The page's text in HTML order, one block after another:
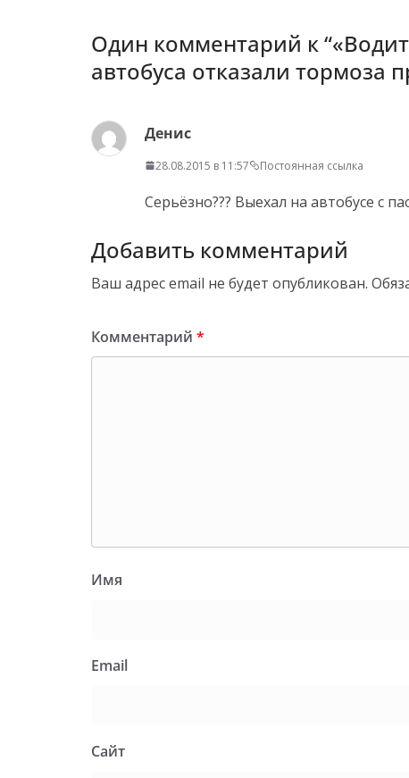
Один комментарий к “
автобуса отказали тормоза
Денис
28.08.2015 в 11:57 Постоянная ссылка
Серьёзно??? Выехал на автобусе с
Добавить комментарий
Ваш адрес email не будет опубликован.
Комментарий *
Имя
Email
Сайт